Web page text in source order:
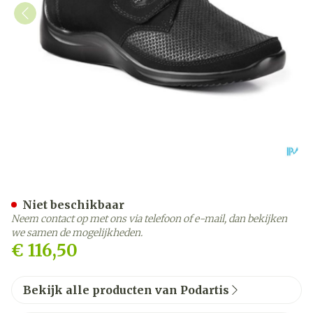
€ 116,50
Niet beschikbaar
Neem contact op met ons via telefoon of e-mail, dan bekijken
we samen de mogelijkheden.
Bekijk alle producten van Podartis